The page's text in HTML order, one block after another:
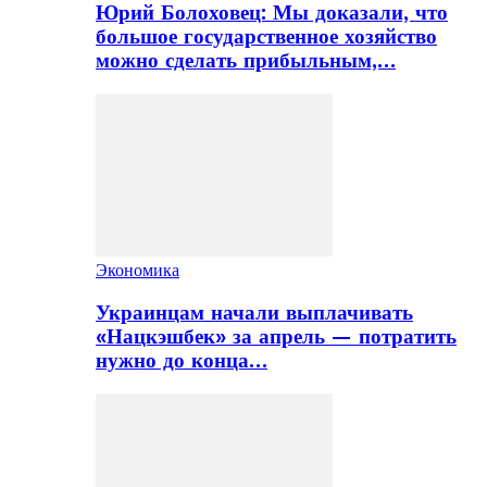
Юрий Болоховец: Мы доказали, что
большое государственное хозяйство
можно сделать прибыльным,…
Экономика
Украинцам начали выплачивать
«Нацкэшбек» за апрель — потратить
нужно до конца…